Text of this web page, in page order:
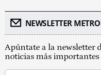
NEWSLETTER
Apúntate a la newsletter
noticias más importantes